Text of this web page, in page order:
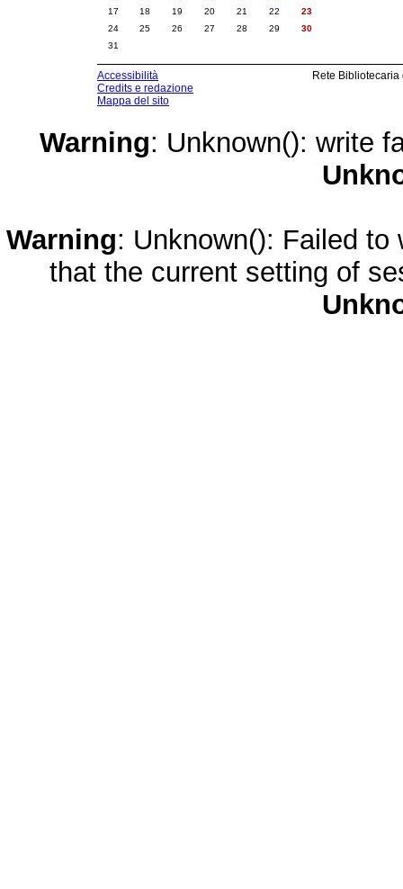
17
18 19 20 21 22
23
24
25 26 27 28 29
30
31
Accessibilità
Credits e redazione
Mappa del sito
Rete
Warning: Unknown(): write
Warning: Unknown(): Failed
that the current setting of